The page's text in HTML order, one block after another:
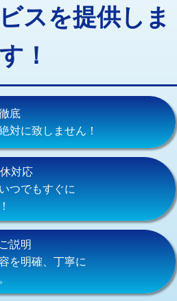
（重作業）
8,800円～
デッキ
13,200円+材料費
・デッキ
16,500円+材料費
ラップ
16,500円
岐水栓） 16,500円
スを提供しま
す！
底
対に致しません！
対応
つでもすぐに
説明
を明確、丁寧に